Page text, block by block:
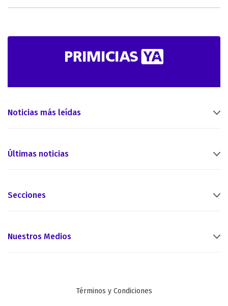
Noticias más leídas
Últimas noticias
Secciones
Nuestros Medios
Términos y Condiciones